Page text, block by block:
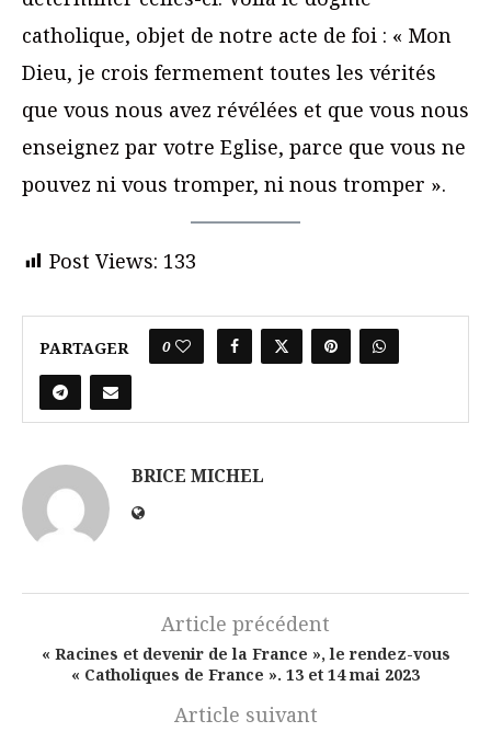
catholique, objet de notre acte de foi : « Mon
Dieu, je crois fermement toutes les vérités
que vous nous avez révélées et que vous nous
enseignez par votre Eglise, parce que vous ne
pouvez ni vous tromper, ni nous tromper ».
Post Views: 133
PARTAGER 0
BRICE MICHEL
Article précédent
« Racines et devenir de la France », le rendez-vous
« Catholiques de France ». 13 et 14 mai 2023
Article suivant